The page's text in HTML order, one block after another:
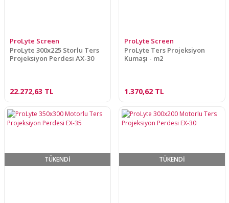
ProLyte Screen
ProLyte 300x225 Storlu Ters
Projeksiyon Perdesi AX-30
22.272,63 TL
ProLyte Screen
ProLyte Ters Projeksiyon
Kumaşı - m2
1.370,62 TL
TÜKENDİ TÜKENDİ